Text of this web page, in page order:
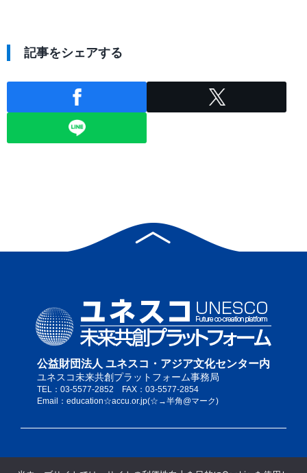
記事をシェアする
公益財団法人 ユネスコ・アジア文化センター内
ユネスコ未来共創プラットフォーム事務局
TEL：03-5577-2852 FAX：03-5577-2854
Email：education☆accu.or.jp(☆→半角@マーク)